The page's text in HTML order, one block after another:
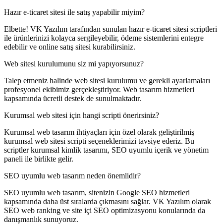
Hazır e-ticaret sitesi ile satış yapabilir miyim?
Elbette! VK Yazılım tarafından sunulan hazır e-ticaret sitesi scriptleri
ile ürünlerinizi kolayca sergileyebilir, ödeme sistemlerini entegre
edebilir ve online satış sitesi kurabilirsiniz.
Web sitesi kurulumunu siz mi yapıyorsunuz?
Talep etmeniz halinde web sitesi kurulumu ve gerekli ayarlamaları
profesyonel ekibimiz gerçekleştiriyor. Web tasarım hizmetleri
kapsamında ücretli destek de sunulmaktadır.
Kurumsal web sitesi için hangi scripti önerirsiniz?
Kurumsal web tasarım ihtiyaçları için özel olarak geliştirilmiş
kurumsal web sitesi scripti seçeneklerimizi tavsiye ederiz. Bu
scriptler kurumsal kimlik tasarımı, SEO uyumlu içerik ve yönetim
paneli ile birlikte gelir.
SEO uyumlu web tasarım neden önemlidir?
SEO uyumlu web tasarım, sitenizin Google SEO hizmetleri
kapsamında daha üst sıralarda çıkmasını sağlar. VK Yazılım olarak
SEO web ranking ve site içi SEO optimizasyonu konularında da
danışmanlık sunuyoruz.